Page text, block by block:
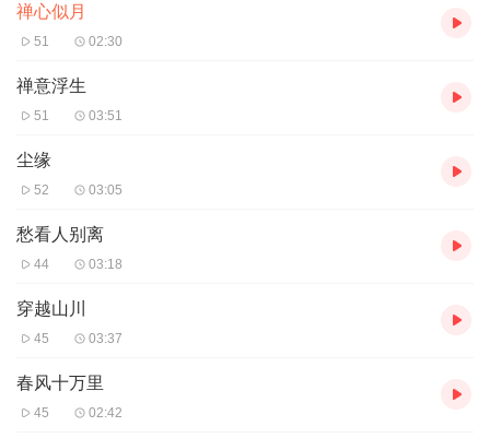
禅心似月
51 02:30
禅意浮生
51 03:51
尘缘
52 03:05
愁看人别离
44 03:18
穿越山川
45 03:37
春风十万里
45 02:42